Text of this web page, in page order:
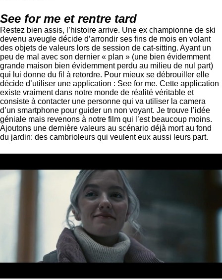
See for me et rentre tard
Restez bien assis, l’histoire arrive. Une ex championne de ski
devenu aveugle décide d’arrondir ses fins de mois en volant
des objets de valeurs lors de session de cat-sitting. Ayant un
peu de mal avec son dernier « plan » (une bien évidemment
grande maison bien évidemment perdu au milieu de nul part)
qui lui donne du fil à retordre. Pour mieux se débrouiller elle
décide d’utiliser une application : See for me. Cette application
existe vraiment dans notre monde de réalité véritable et
consiste à contacter une personne qui va utiliser la camera
d’un smartphone pour guider un non voyant. Je trouve l’idée
géniale mais revenons à notre film qui l’est beaucoup moins.
Ajoutons une dernière valeurs au scénario déjà mort au fond
du jardin: des cambrioleurs qui veulent eux aussi leurs part.